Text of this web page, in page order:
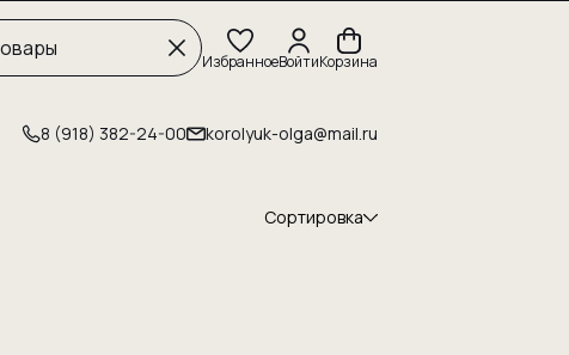
ИзбранноеВойтиКорзина
8 (918) 382-24-00
korolyuk-olga@mail.ru
Сортировка